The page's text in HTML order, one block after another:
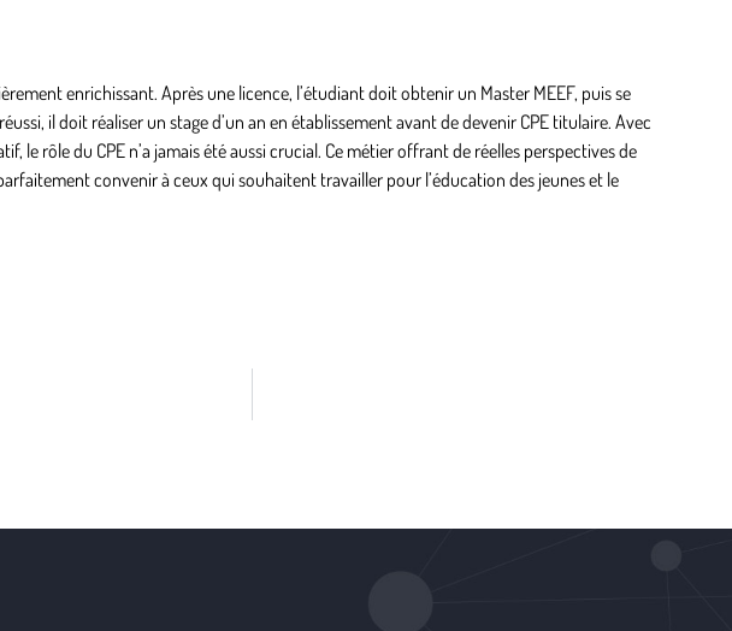
enrichissant. Après une licence, l’étudiant doit obtenir un Master MEEF, puis se
il doit réaliser un stage d’un an en établissement avant de devenir CPE titulaire. Avec
le rôle du CPE n’a jamais été aussi crucial. Ce métier offrant de réelles perspectives de
convenir à ceux qui souhaitent travailler pour l’éducation des jeunes et le